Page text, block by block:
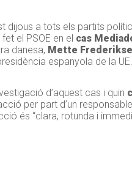
dijous a tots els partits
el PSOE en el cas
danesa, Mette
espanyola de la UE.
d’aquest cas i quin
per part d’un
és “clara, rotunda i